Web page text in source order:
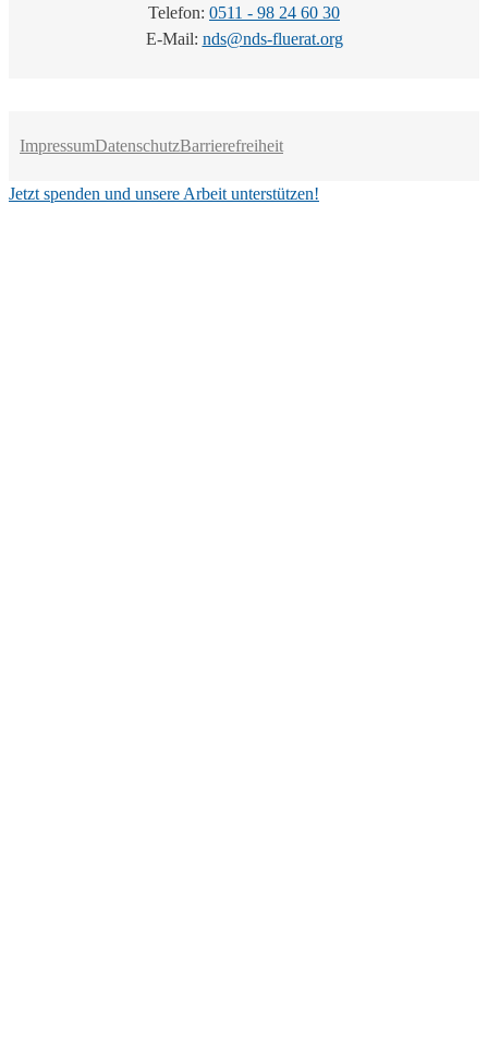
Telefon: 0511 - 98 24 60 30
E-Mail: nds@nds-fluerat.org
ImpressumDatenschutzBarrierefreiheit
Jetzt spenden und unsere Arbeit unterstützen!